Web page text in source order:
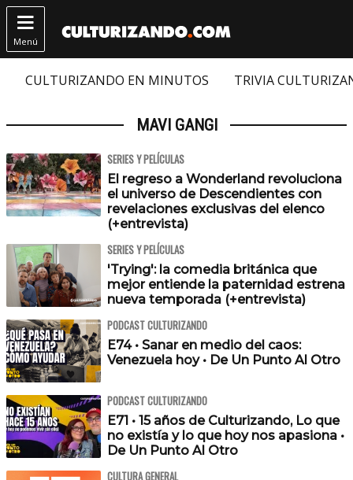

Menú
CULTURIZANDO EN MINUTOS TRIVIA
MAVI GANGI
SERIES Y PELÍCULAS
El regreso a Wonderland revoluciona
el universo de Descendientes con
revelaciones exclusivas del elenco
(+entrevista)
SERIES Y PELÍCULAS
'Trying': la comedia británica que
mejor entiende la paternidad estrena
nueva temporada (+entrevista)
PODCAST CULTURIZANDO
E74 • Sanar en medio del caos:
Venezuela hoy • De Un Punto Al Otro
PODCAST CULTURIZANDO
E71 • 15 años de Culturizando, Lo que
no existía y lo que hoy nos apasiona •
De Un Punto Al Otro
CULTURA GENERAL